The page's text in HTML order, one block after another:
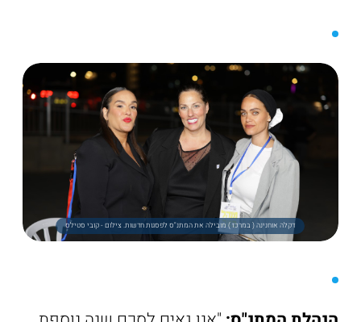
דקלה אוחנינה ( במרכז ) מובילה את המתנ"ס לפסגות חדשות. צילום - קובי סטילס